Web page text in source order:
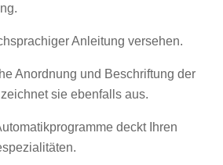
Anleitung versehen.
Anordnung und Beschriftung der
sie ebenfalls aus.
deckt Ihren